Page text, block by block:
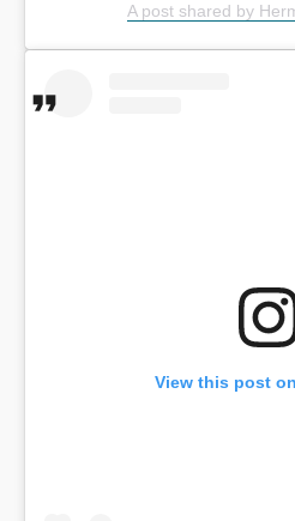
A post shared by
View this post